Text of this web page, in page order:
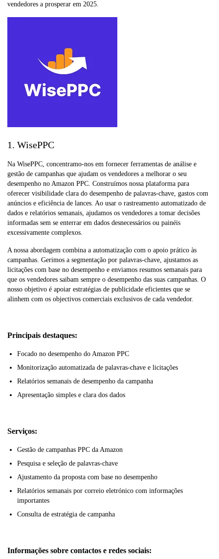
vendedores a prosperar em 2025.
1. WisePPC
Na WisePPC, concentramo-nos em fornecer ferramentas de análise e
gestão de campanhas que ajudam os vendedores a melhorar o seu
desempenho no Amazon PPC. Construímos nossa plataforma para
oferecer visibilidade clara do desempenho de palavras-chave, gastos com
anúncios e eficiência de lances. Ao usar o rastreamento automatizado de
dados e relatórios semanais, ajudamos os vendedores a tomar decisões
informadas sem se enterrar em dados desnecessários ou painéis
excessivamente complexos.
A nossa abordagem combina a automatização com o apoio prático às
campanhas. Gerimos a segmentação por palavras-chave, ajustamos as
licitações com base no desempenho e enviamos resumos semanais para
que os vendedores saibam sempre o desempenho das suas campanhas. O
nosso objetivo é apoiar estratégias de publicidade eficientes que se
alinhem com os objectivos comerciais exclusivos de cada vendedor.
Principais destaques:
Focado no desempenho do Amazon PPC
Monitorização automatizada de palavras-chave e licitações
Relatórios semanais de desempenho da campanha
Apresentação simples e clara dos dados
Serviços:
Gestão de campanhas PPC da Amazon
Pesquisa e seleção de palavras-chave
Ajustamento da proposta com base no desempenho
Relatórios semanais por correio eletrónico com informações
importantes
Consulta de estratégia de campanha
Informações sobre contactos e redes sociais: